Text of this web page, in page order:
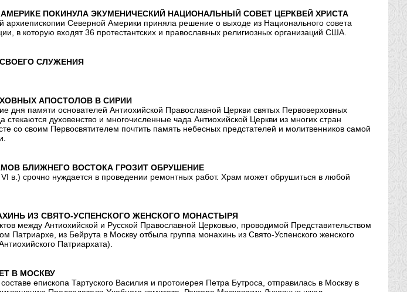
ПОКИНУЛА ЭКУМЕНИЧЕСКИЙ НАЦИОНАЛЬНЫЙ СОВЕТ ЦЕРКВЕЙ ХРИСТА
архиепископии Северной Америки приняла решение о выходе из Национального совета
в которую входят 36 протестантских и православных религиозных организаций США.
СЛУЖЕНИЯ
АПОСТОЛОВ В СИРИИ
дня памяти основателей Антиохийской Православной Церкви святых Первоверховных
духовенство и многочисленные чада Антиохийской Церкви из многих стран
со своим Первосвятителем почтить память небесных предстателей и молитвенников самой
БЛИЖНЕГО ВОСТОКА ГРОЗИТ ОБРУШЕНИЕ
в.) срочно нуждается в проведении ремонтных работ. Храм может обрушиться в любой
ИЗ СВЯТО-УСПЕНСКОГО ЖЕНСКОГО МОНАСТЫРЯ
между Антиохийской и Русской Православной Церковью, проводимой Представительством
Патриархе, из Бейрута в Москву отбыла группа монахинь из Свято-Успенского женского
Патриархата).
В МОСКВУ
епископа Тартуского Василия и протоиерея Петра Бутроса, отправилась в Москву в